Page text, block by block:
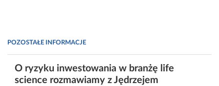
POZOSTAŁE INFORMACJE
O ryzyku inwestowania w branżę life
science rozmawiamy z Jędrzejem